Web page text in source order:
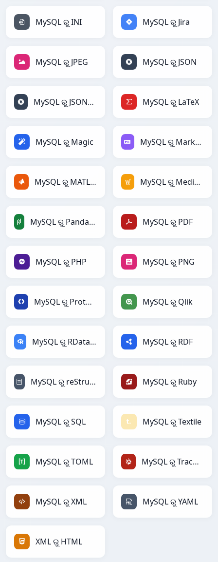
MySQL ରୁ INI MySQL ରୁ Jira
MySQL ରୁ JPEG MySQL ରୁ JSON
MySQL ରୁ JSONLines MySQL ରୁ LaTeX
MySQL ରୁ Magic MySQL ରୁ Markdown
MySQL ରୁ MATLAB MySQL ରୁ MediaWiki
MySQL ରୁ PandasDataFrame MySQL ରୁ PDF
MySQL ରୁ PHP MySQL ରୁ PNG
MySQL ରୁ Protobuf MySQL ରୁ Qlik
MySQL ରୁ RDataFrame MySQL ରୁ RDF
MySQL ରୁ reStructuredText MySQL ରୁ Ruby
MySQL ରୁ SQL MySQL ରୁ Textile
MySQL ରୁ TOML MySQL ରୁ TracWiki
MySQL ରୁ XML MySQL ରୁ YAML
XML ରୁ HTML